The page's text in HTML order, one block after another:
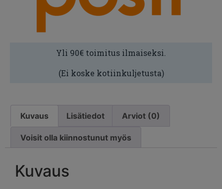
Yli 90€ toimitus ilmaiseksi.
(Ei koske kotiinkuljetusta)
Kuvaus Lisätiedot Arviot (0)
Voisit olla kiinnostunut myös
Kuvaus